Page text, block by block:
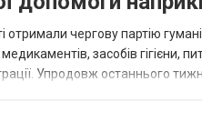
отримали чергову партію
засобів гігієни,
Упродовж останнього